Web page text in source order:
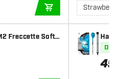
AGGIUNGI AL
Freccette Soft
rts
49